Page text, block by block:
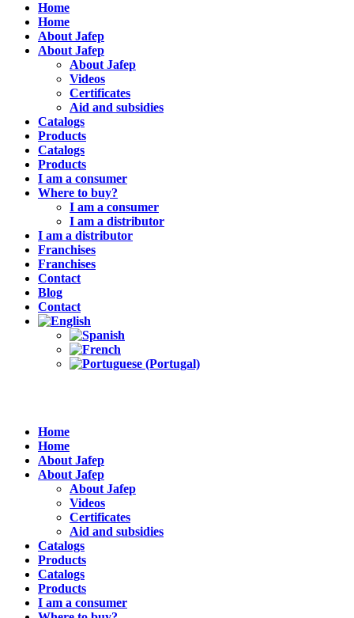
Home
Home
About Jafep
About Jafep
About Jafep
Videos
Certificates
Aid and subsidies
Catalogs
Products
Catalogs
Products
I am a consumer
Where to buy?
I am a consumer
I am a distributor
I am a distributor
Franchises
Franchises
Contact
Blog
Contact
Home
Home
About Jafep
About Jafep
About Jafep
Videos
Certificates
Aid and subsidies
Catalogs
Products
Catalogs
Products
I am a consumer